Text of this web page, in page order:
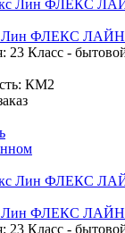
Лин ФЛЕКС ЛАЙН
23 Класс -
КМ2
Лин ФЛЕКС ЛАЙН
23 Класс -